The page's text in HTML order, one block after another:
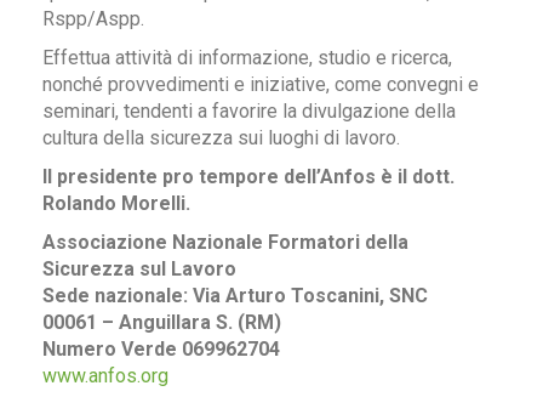
Rspp/Aspp.
Effettua attività di informazione, studio e ricerca,
nonché provvedimenti e iniziative, come convegni e
seminari, tendenti a favorire la divulgazione della
cultura della sicurezza sui luoghi di lavoro.
Il presidente pro tempore dell’Anfos è il dott.
Rolando Morelli.
Associazione Nazionale Formatori della
Sicurezza sul Lavoro
Sede nazionale: Via Arturo Toscanini, SNC
00061 – Anguillara S. (RM)
Numero Verde 069962704
www.anfos.org